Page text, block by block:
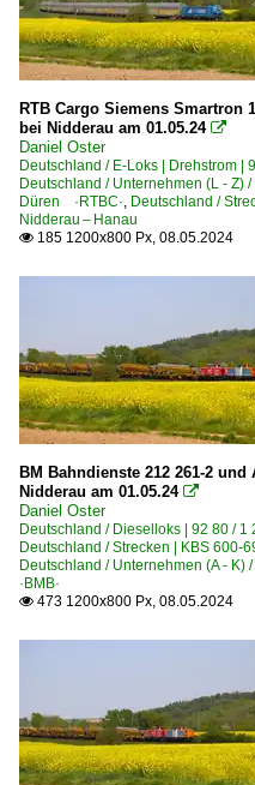
RTB Cargo Siemens Smartron
bei Nidderau am 01.05.24 
Daniel Oster
Deutschland / E-Loks | Drehstrom
Deutschland / Unternehmen (L - Z)
Düren ·RTBC·, Deutschland /
Nidderau – Hanau
 185 1200x800 Px, 08.05.2024
BM Bahndienste 212 261-2
Nidderau am 01.05.24 
Daniel Oster
Deutschland / Dieselloks | 92 80 /
Deutschland / Strecken | KBS
Deutschland / Unternehmen (A -
·BMB·
 473 1200x800 Px, 08.05.2024